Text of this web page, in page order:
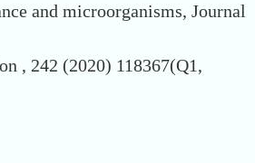
and microorganisms, Journal
, 242 (2020) 118367(Q1,